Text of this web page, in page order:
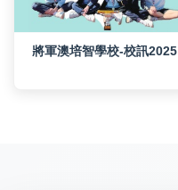
將軍澳培智學校-校訊2025